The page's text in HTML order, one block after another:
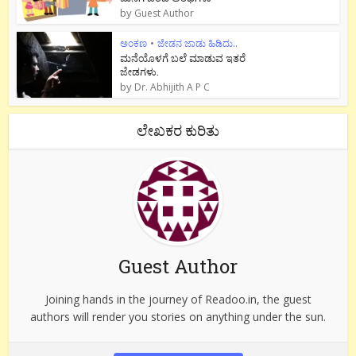
by Guest Author
ಅಂಕಣ • ಜೇಡನ ಜಾಡು ಹಿಡಿದು..
ಮನೆಯೊಳಗೆ ಬಲೆ ಮಾಡುವ ಇತರೆ
ಜೇಡಗಳು.
by Dr. Abhijith A P C
ಲೇಖಕರ ಕುರಿತು
Guest Author
Joining hands in the journey of Readoo.in, the guest
authors will render you stories on anything under the sun.